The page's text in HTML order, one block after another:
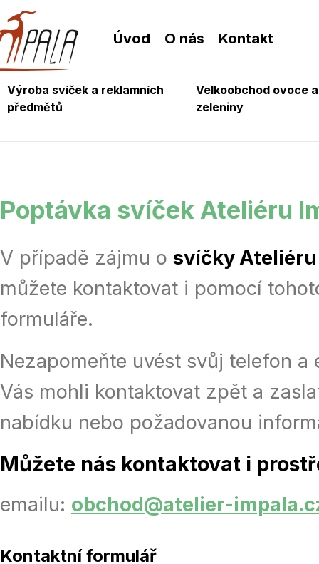
Úvod O nás Kontakt
Výroba svíček a reklamních
předmětů
Velkoobchod ovoce a
zeleniny
Poptávka svíček Ateliéru
V případě zájmu o svíčky
můžete kontaktovat i pomocí
formuláře.
Nezapomeňte uvést svůj telefon a
Vás mohli kontaktovat zpět a
nabídku nebo požadovanou
Můžete nás kontaktovat i
emailu: obchod@atelier-
Kontaktní formulář